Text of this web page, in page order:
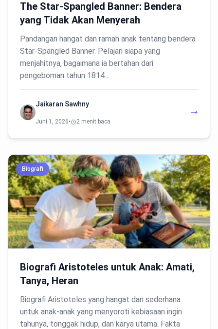
The Star-Spangled Banner: Bendera
yang Tidak Akan Menyerah
Pandangan hangat dan ramah anak tentang bendera
Star-Spangled Banner. Pelajari siapa yang
menjahitnya, bagaimana ia bertahan dari
pengeboman tahun 1814…
Jaikaran Sawhny
Juni 1, 2026• 2 menit baca
Biografi
Biografi Aristoteles untuk Anak: Amati,
Tanya, Heran
Biografi Aristoteles yang hangat dan sederhana
untuk anak-anak yang menyoroti kebiasaan ingin
tahunya, tonggak hidup, dan karya utama. Fakta